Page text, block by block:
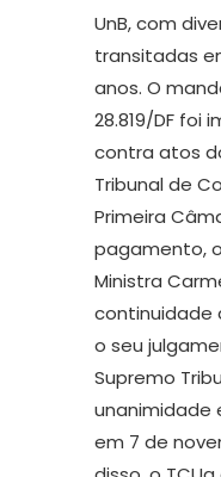
UnB, com
transitadas
anos. O
28.819/DF foi
contra atos
Tribunal de
Primeira
pagamento,
Ministra
continuidade
o seu
Supremo
unanimidade
em 7 de